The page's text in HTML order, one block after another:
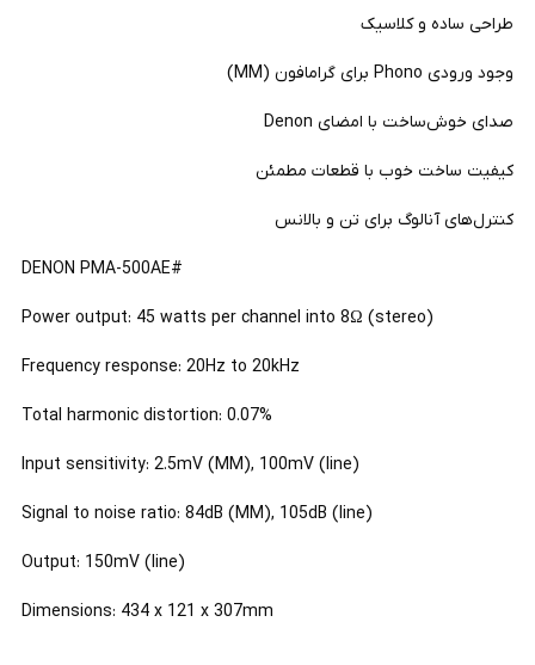
طراحی ساده و کلاسیک
وجود ورودی Phono برای گرامافون (MM)
صدای خوش‌ساخت با امضای Denon
کیفیت ساخت خوب با قطعات مطمئن
کنترل‌های آنالوگ برای تن و بالانس
#DENON PMA-500AE
Power output: 45 watts per channel into 8Ω (stereo)
Frequency response: 20Hz to 20kHz
Total harmonic distortion: 0.07%
Input sensitivity: 2.5mV (MM), 100mV (line)
Signal to noise ratio: 84dB (MM), 105dB (line)
Output: 150mV (line)
Dimensions: 434 x 121 x 307mm